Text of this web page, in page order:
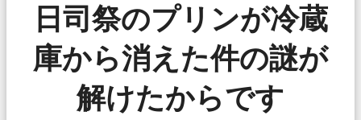
日司祭のプリンが冷蔵
庫から消えた件の謎が
解けたからです